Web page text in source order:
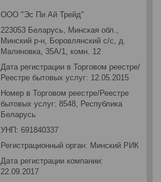
ООО "Эс Пи Ай Трейд"
223053 Беларусь, Минская обл.,
Минский р-н, Боровлянский с/с, д.
Малиновка, 35А/1, комн. 12
Дата регистрации в Торговом реестре/
Реестре бытовых услуг: 12.05.2015
Номер в Торговом реестре/Реестре
бытовых услуг: 8548, Республика
Беларусь
УНП: 691840337
Регистрационный орган: Минский РИК
Дата регистрации компании:
22.09.2017